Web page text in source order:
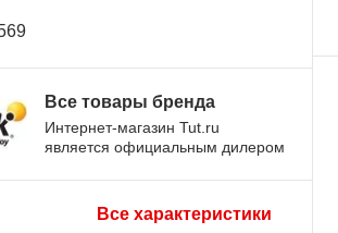
Все товары бренда
Интернет-магазин Tut.ru
является официальным дилером
Все характеристики